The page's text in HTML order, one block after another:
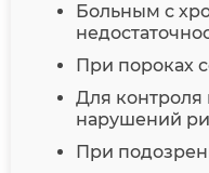
Больным с
При пороках
Для
нарушений
При